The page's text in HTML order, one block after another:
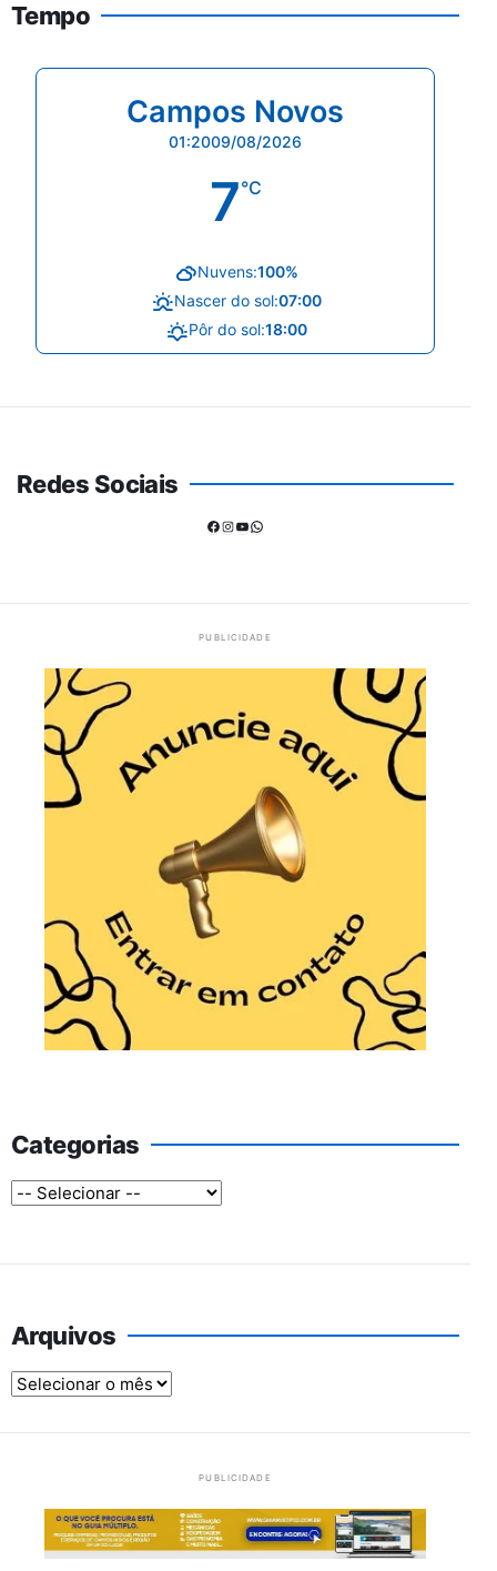
Tempo
Campos Novos
01:2009/08/2026
7°C
Nuvens:100%
Nascer do sol:07:00
Pôr do sol:18:00
Redes Sociais
Facebook
Instagram
Youtube
WhatsApp
PUBLICIDADE
Categorias
Arquivos
Arquivos
PUBLICIDADE